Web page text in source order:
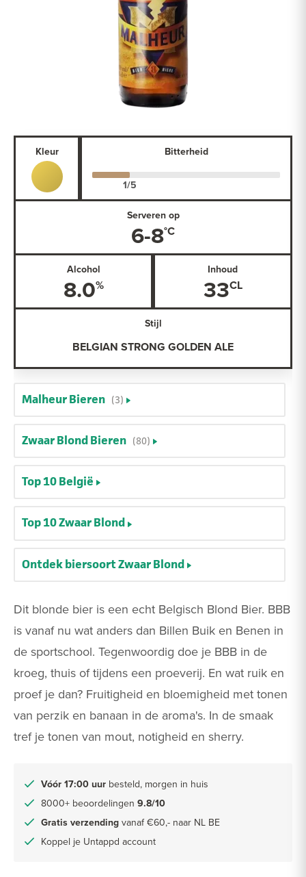
Dit blonde bier is een echt Belgisch Blond Bier. BBB
is vanaf nu wat anders dan Billen Buik en Benen in
de sportschool. Tegenwoordig doe je BBB in de
kroeg, thuis of tijdens een proeverij. En wat ruik en
proef je dan? Fruitigheid en bloemigheid met tonen
van perzik en banaan in de aroma's. In de smaak
tref je tonen van mout, notigheid en sherry.
Vóór 17:00 uur besteld, morgen in huis
8000+ beoordelingen 9.8/10
Gratis verzending vanaf €60,- naar NL BE
Koppel je Untappd account
Kleur Bitterheid
Serveren op
6-8
Alcohol
8.0
Inhoud
33
Stijl
BELGIAN STRONG GOLDEN ALE
Malheur Bieren (3)
Zwaar Blond Bieren (80)
Top 10 België
Top 10 Zwaar Blond
Ontdek biersoort Zwaar Blond